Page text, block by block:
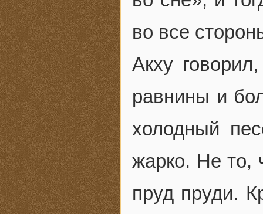
во все
Акху
равнины и
холодный
жарко. Не то,
пруд пруди.